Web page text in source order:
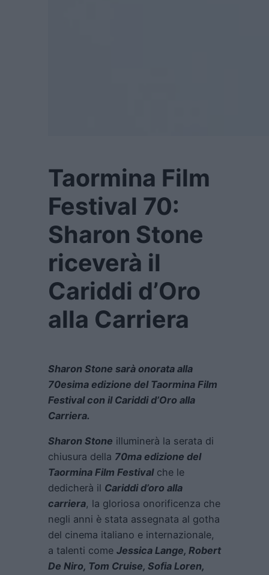
Taormina Film
Festival 70:
Sharon Stone
riceverà il
Cariddi d’Oro
alla Carriera
Sharon Stone sarà onorata alla
70esima edizione del Taormina Film
Festival con il Cariddi d’Oro alla
Carriera.
Sharon Stone illuminerà la serata di
chiusura della 70ma edizione del
Taormina Film Festivalche le
dedicherà il Cariddi d’oro alla
carriera, la gloriosa onorificenza che
negli anni è stata assegnata al gotha
del cinema italiano e internazionale,
a talenti come Jessica Lange, Robert
De Niro, Tom Cruise, Sofia Loren,